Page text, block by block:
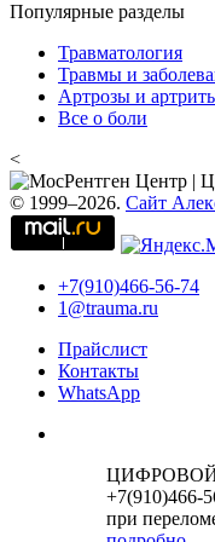
Популярные разделы
Травматология
Травмы и
Артрозы и
Все о боли
<
© 1999–2026. Сайт
+7(910)466-56-74
1@trauma.ru
Прайслист
Контакты
WhatsApp
+7(910)466-
при